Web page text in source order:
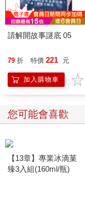
請解開故事謎底 05
79 折 特價 221 元
加入購物車
您可能會喜歡
【13章】專業冰滴菓
臻3入組(160ml/瓶)